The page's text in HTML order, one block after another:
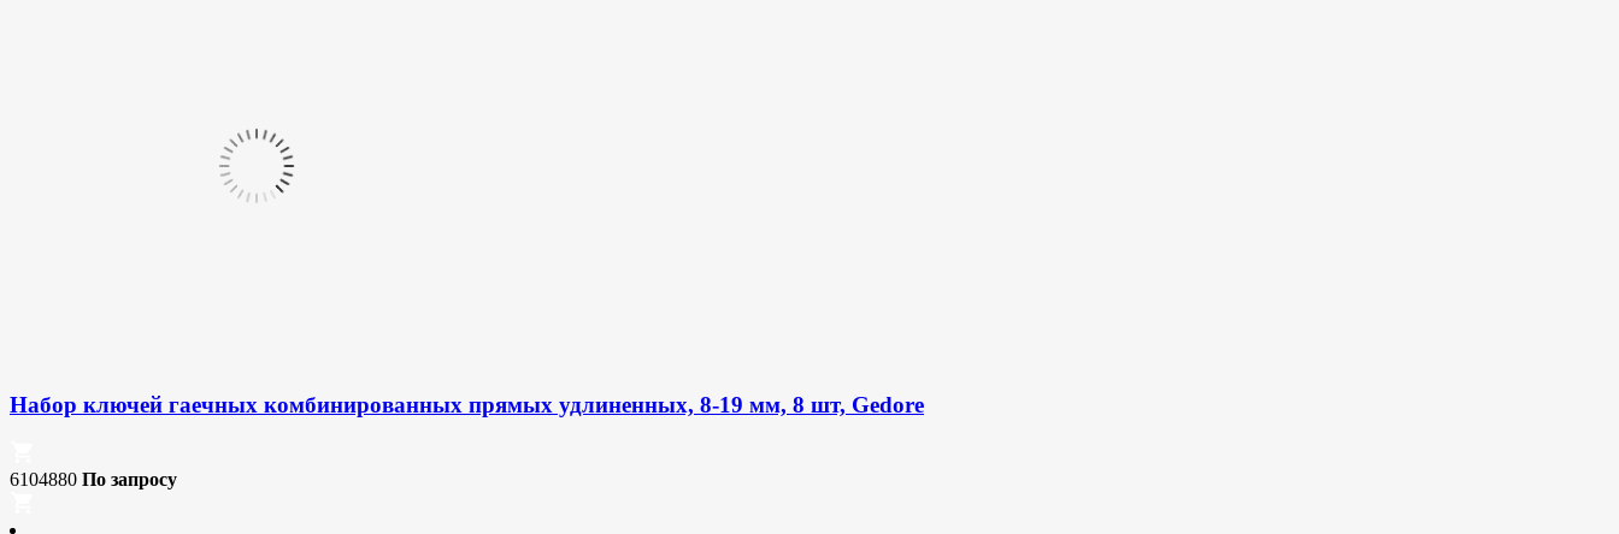
Набор ключей гаечных комбинированных прямых удлиненных, 8-19 мм, 8 шт, Gedore
6104880 По запросу